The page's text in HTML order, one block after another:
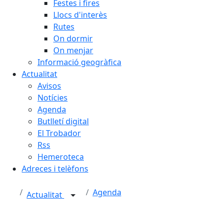
Festes i fires
Llocs d'interès
Rutes
On dormir
On menjar
Informació geogràfica
Actualitat
Avisos
Notícies
Agenda
Butlletí digital
El Trobador
Rss
Hemeroteca
Adreces i telèfons
Actualitat Agenda